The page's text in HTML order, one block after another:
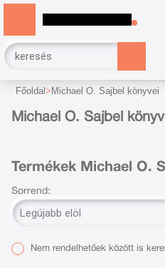
Főoldal Michael O. Sajbel könyvei
Michael O. Sajbel
Termékek Michael O.
Sorrend:
Nem rendelhetőek között is